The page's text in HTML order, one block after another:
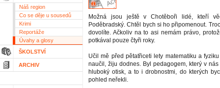
Náš region
Co se děje u sousedů
Krimi
Reportáže
Úvahy a glosy
ŠKOLSTVÍ
ARCHIV
Možná jsou ještě v Chotěboři lidé, kteří
Poděbradský. Chtěl bych si ho připomenout.
dovolíte. Ačkoliv na to asi nemám právo,
potkával pouze čtyři roky.
Učil mě před pětatřiceti lety matematiku a
naučil, žiju dodnes. Byl pedagogem, který v
hluboký otisk, a to i drobnostmi, do kterých
pohled neřekli.